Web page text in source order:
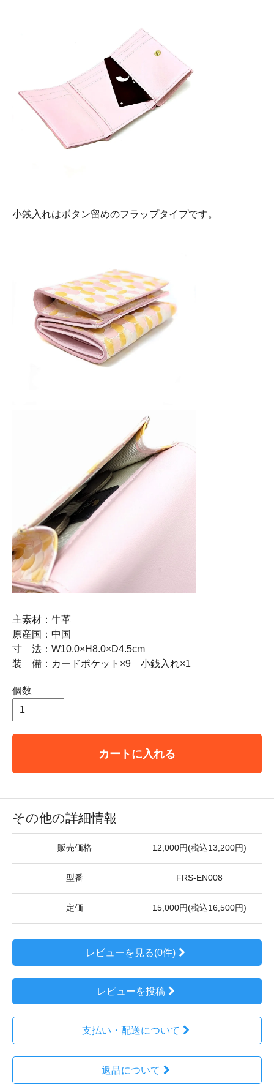
小銭入れはボタン留めのフラップタイプです。
主素材：牛革
原産国：中国
寸 法：W10.0×H8.0×D4.5cm
装 備：カードポケット×9 小銭入れ×1
個数
カートに入れる
その他の詳細情報
販売価格 12,000円(税込13,200円)
型番 FRS-EN008
定価 15,000円(税込16,500円)
レビューを見る(0件)
レビューを投稿
支払い・配送について
返品について